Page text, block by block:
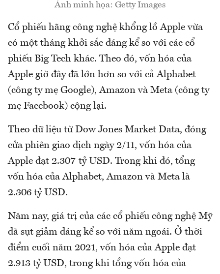
Ảnh minh họa: Getty Images
Cổ phiếu hãng công nghệ khổng lồ Apple vừa
có một tháng khởi sắc đáng kể so với các cổ
phiếu Big Tech khác. Theo đó, vốn hóa của
Apple giờ đây đã lớn hơn so với cả Alphabet
(công ty mẹ Google), Amazon và Meta (công ty
mẹ Facebook) cộng lại.
Theo dữ liệu từ Dow Jones Market Data, đóng
cửa phiên giao dịch ngày 2/11, vốn hóa của
Apple đạt 2.307 tỷ USD. Trong khi đó, tổng
vốn hóa của Alphabet, Amazon và Meta là
2.306 tỷ USD.
Năm nay, giá trị của các cổ phiếu công nghệ Mỹ
đã sụt giảm đáng kể so với năm ngoái. Ở thời
điểm cuối năm 2021, vốn hóa của Apple đạt
2.913 tỷ USD, trong khi tổng vốn hóa của